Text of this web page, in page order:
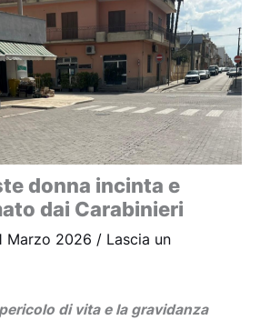
donna incinta e
dai Carabinieri
Marzo 2026 / Lascia un
di vita e la gravidanza